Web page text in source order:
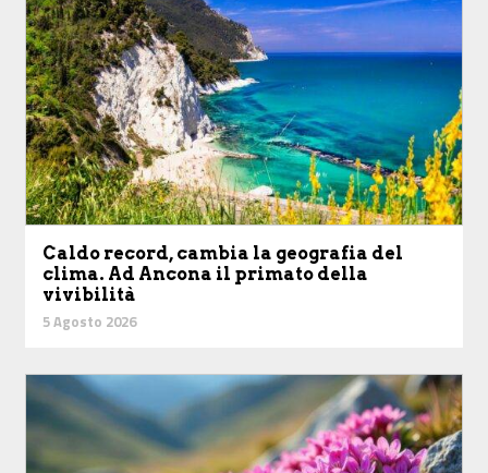
Caldo record, cambia la geografia del
clima. Ad Ancona il primato della
vivibilità
5 Agosto 2026